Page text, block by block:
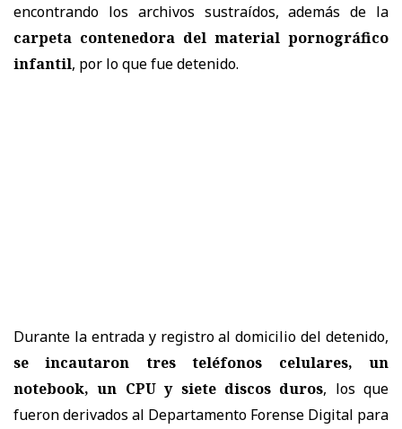
encontrando los archivos sustraídos, además de la
carpeta contenedora del material pornográfico
infantil, por lo que fue detenido.
Durante la entrada y registro al domicilio del detenido,
se incautaron tres teléfonos celulares, un
notebook, un CPU y siete discos duros, los que
fueron derivados al Departamento Forense Digital para